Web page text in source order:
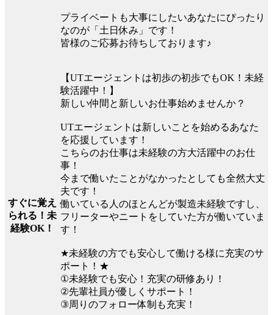
プライベートも大事にしたいあなたにぴったり
なのが「土日休み」です！
皆様のご応募お待ちしております♪
すぐに覚え
られる！未
経験OK！
【UTエージェントは初歩の初歩でもOK！未経
験活躍中！】
新しい仲間と新しいお仕事始めませんか？
UTエージェントは新しいことを始めるあなた
を応援しています！
こちらのお仕事は未経験の方大活躍中のお仕
事！
今まで働いたことがなかったとしても全然大丈
夫です！
働いている人のほとんどが製造未経験ですし、
フリーターやニートをしていた方が働いていま
す！
★未経験の方でも安心して働ける様に充実のサ
ポート！★
①未経験でも安心！充実の研修あり！
②先輩社員が優しくサポート！
③周りのフォロー体制も充実！